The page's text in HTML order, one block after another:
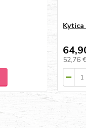
Kytica
52,76